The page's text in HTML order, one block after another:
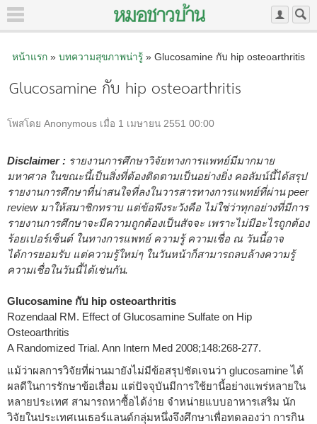
หน้าแรก» บทความสุขภาพน่ารู้» Glucosamine กับ hip osteoarthritis
Glucosamine กับ hip osteoarthritis
โพสโดย Anonymous เมื่อ 1 เมษายน 2551 00:00
Disclaimer : รายงานการศึกษาวิจัยทางการแพทย์มีมากมาย
มหาศาล ในขณะนี้เป็นสิ่งที่ต้องติดตามเป็นอย่างยิ่ง คอลัมน์นี้ได้สรุป
รายงานการศึกษาที่น่าสนใจที่ลงในวารสารทางการแพทย์ที่ผ่าน peer
review มาให้สมาชิกทราบ แต่ข้อพึงระวังคือ ไม่ใช่ว่าทุกอย่างที่มีการ
รายงานการศึกษาจะมีความถูกต้องเป็นสัจจะ เพราะไม่มีอะไรถูกต้อง
ร้อยเปอร์เซ็นต์ ในทางการแพทย์ ความรู้ ความเชื่อ ณ วันนี้อาจ
ได้การยอมรับ แต่ความรู้ใหม่ๆ ในวันหน้าก็สามารถลบล้างความรู้
ความเชื่อในวันนี้ได้เช่นกัน.
Glucosamine กับ hip osteoarthritis
Rozendaal RM. Effect of Glucosamine Sulfate on Hip
Osteoarthritis
A Randomized Trial. Ann Intern Med 2008;148:268-277.
แม้ว่าผลการวิจัยที่ผ่านมายังไม่มีข้อสรุปชัดเจนว่า glucosamine ได้
ผลดีในการรักษาข้อเสื่อม แต่ปัจจุบันมีการใช้ยานี้อย่างแพร่หลายใน
หลายประเทศ สามารถหาซื้อได้ง่าย จำหน่ายแบบอาหารเสริม นัก
วิจัยในประเทศเนเธอร์แลนด์กลุ่มหนึ่งจึงศึกษาเพื่อทดลองว่า การกิน